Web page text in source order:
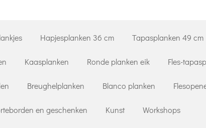
Hapjesplanken 36 cm Tapasplanken 49 cm
Kaasplanken Ronde planken eik Fles-
Breughelplanken Blanco planken
en geschenken Kunst Workshops